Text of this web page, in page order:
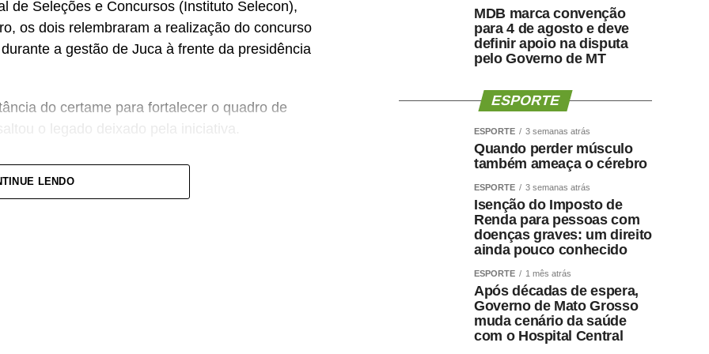
de Seleções e Concursos (Instituto Selecon),
os dois relembraram a realização do concurso
a gestão de Juca à frente da presidência
do certame para fortalecer o quadro de
o legado deixado pela iniciativa.
concurso para atender a população cuiabana e
grossenses, o parlamento mais antigo do
LENDO
MDB marca convenção
para 4 de agosto e deve
definir apoio na disputa
pelo Governo de MT
ESPORTE
ESPORTE 3 semanas atrás
Quando perder músculo
também ameaça o cérebro
ESPORTE 3 semanas atrás
Isenção do Imposto de
Renda para pessoas com
doenças graves: um direito
ainda pouco conhecido
ESPORTE 1 mês atrás
Após décadas de espera,
Governo de Mato Grosso
muda cenário da saúde
com o Hospital Central